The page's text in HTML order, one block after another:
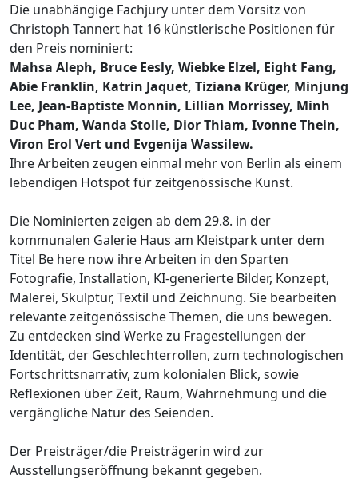
Die unabhängige Fachjury unter dem Vorsitz von
Christoph Tannert hat 16 künstlerische Positionen für
den Preis nominiert:
Mahsa Aleph, Bruce Eesly, Wiebke Elzel, Eight Fang,
Abie Franklin, Katrin Jaquet, Tiziana Krüger, Minjung
Lee, Jean-Baptiste Monnin, Lillian Morrissey, Minh
Duc Pham, Wanda Stolle, Dior Thiam, Ivonne Thein,
Viron Erol Vert und Evgenija Wassilew.
Ihre Arbeiten zeugen einmal mehr von Berlin als einem
lebendigen Hotspot für zeitgenössische Kunst.
Die Nominierten zeigen ab dem 29.8. in der
kommunalen Galerie Haus am Kleistpark unter dem
Titel Be here now ihre Arbeiten in den Sparten
Fotografie, Installation, KI-generierte Bilder, Konzept,
Malerei, Skulptur, Textil und Zeichnung. Sie bearbeiten
relevante zeitgenössische Themen, die uns bewegen.
Zu entdecken sind Werke zu Fragestellungen der
Identität, der Geschlechterrollen, zum technologischen
Fortschrittsnarrativ, zum kolonialen Blick, sowie
Reflexionen über Zeit, Raum, Wahrnehmung und die
vergängliche Natur des Seienden.
Der Preisträger/die Preisträgerin wird zur
Ausstellungseröffnung bekannt gegeben.